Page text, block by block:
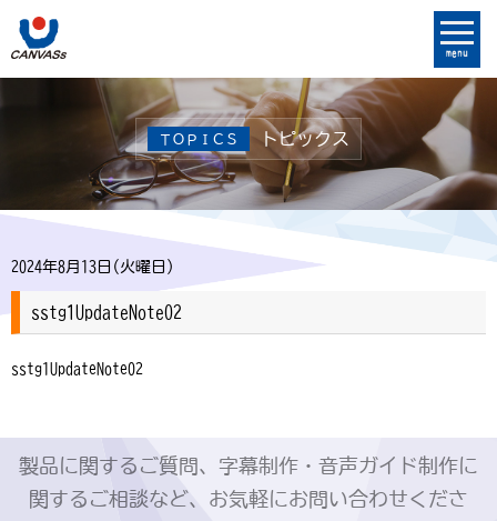
menu
ＴＯＰＩＣＳ トピックス
2024年8月13日(火曜日)
sstg1UpdateNote02
sstg1UpdateNote02
製品に関するご質問、字幕制作・音声ガイド制作に
関するご相談など、お気軽にお問い合わせくださ